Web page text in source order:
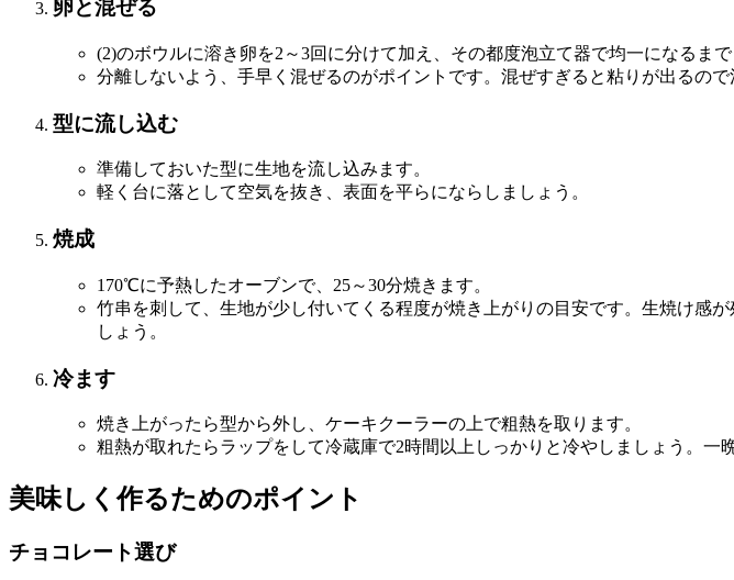
卵と混ぜる
(2)のボウルに溶き卵を2～3回に分けて加え、その都度泡立て器で均一になるまで
分離しないよう、手早く混ぜるのがポイントです。混ぜすぎると粘りが出るので
型に流し込む
準備しておいた型に生地を流し込みます。
軽く台に落として空気を抜き、表面を平らにならしましょう。
焼成
170℃に予熱したオーブンで、25～30分焼きます。
竹串を刺して、生地が少し付いてくる程度が焼き上がりの目安です。生焼け感
しょう。
冷ます
焼き上がったら型から外し、ケーキクーラーの上で粗熱を取ります。
粗熱が取れたらラップをして冷蔵庫で2時間以上しっかりと冷やしましょう。一
美味しく作るためのポイント
チョコレート選び